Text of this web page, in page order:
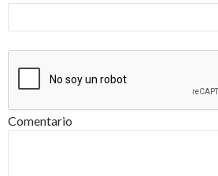
Comentario